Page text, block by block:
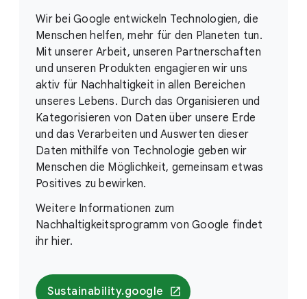
Wir bei Google entwickeln Technologien, die
Menschen helfen, mehr für den Planeten tun.
Mit unserer Arbeit, unseren Partnerschaften
und unseren Produkten engagieren wir uns
aktiv für Nachhaltigkeit in allen Bereichen
unseres Lebens. Durch das Organisieren und
Kategorisieren von Daten über unsere Erde
und das Verarbeiten und Auswerten dieser
Daten mithilfe von Technologie geben wir
Menschen die Möglichkeit, gemeinsam etwas
Positives zu bewirken.
Weitere Informationen zum
Nachhaltigkeitsprogramm von Google findet
ihr hier.
Sustainability.google